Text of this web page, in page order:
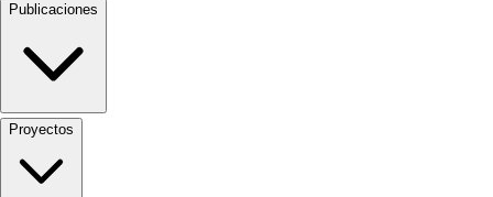
Publicaciones
Proyectos